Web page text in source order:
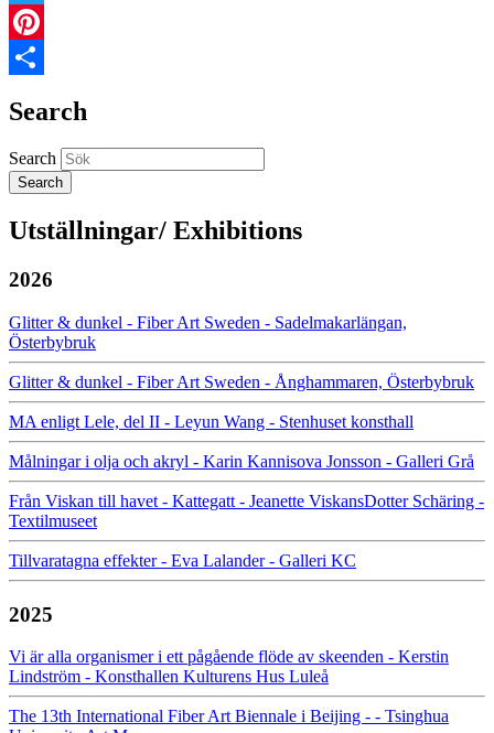
Twitter
Pinterest
Search
Search
Utställningar/ Exhibitions
2026
Glitter & dunkel - Fiber Art Sweden - Sadelmakarlängan,
Österbybruk
Glitter & dunkel - Fiber Art Sweden - Ånghammaren, Österbybruk
MA enligt Lele, del II - Leyun Wang - Stenhuset konsthall
Målningar i olja och akryl - Karin Kannisova Jonsson - Galleri Grå
Från Viskan till havet - Kattegatt - Jeanette ViskansDotter Schäring -
Textilmuseet
Tillvaratagna effekter - Eva Lalander - Galleri KC
2025
Vi är alla organismer i ett pågående flöde av skeenden - Kerstin
Lindström - Konsthallen Kulturens Hus Luleå
The 13th International Fiber Art Biennale i Beijing - - Tsinghua